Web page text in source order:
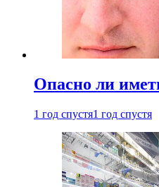
Опасно ли
1 год спустя1 год спустя